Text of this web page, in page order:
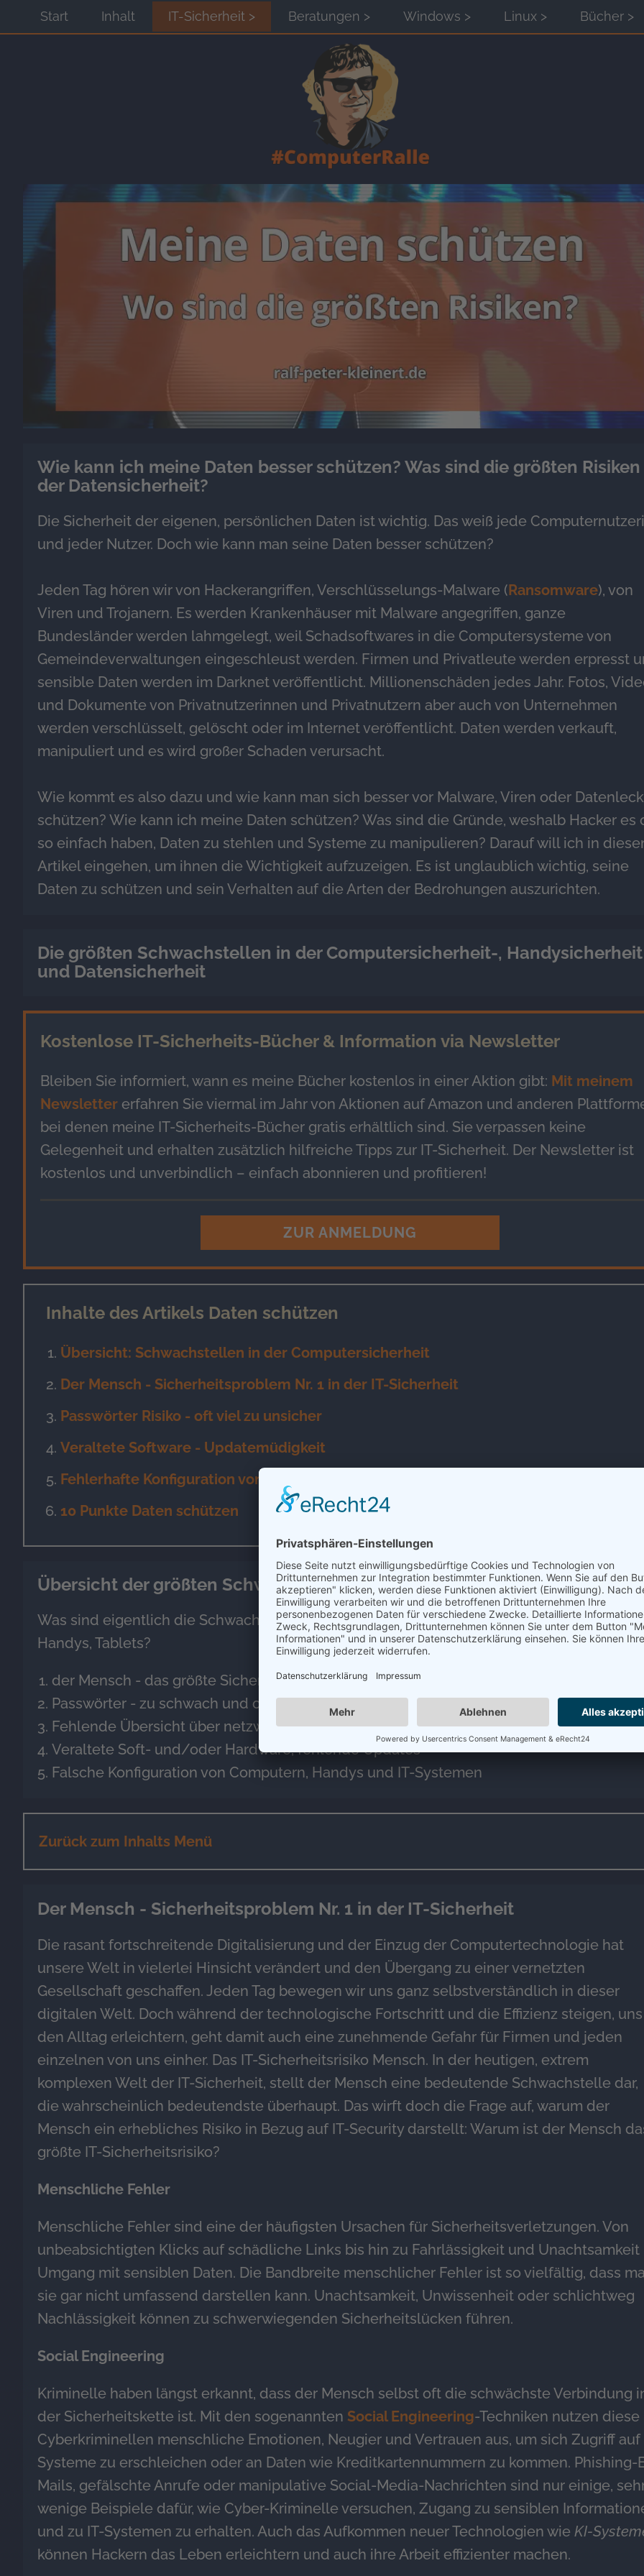
Start Inhalt IT-Sicherheit > Beratungen > Windows > Linux > Bücher >
Wie kann ich meine Daten besser schützen? Was sind die größten
der Datensicherheit?
Die Sicherheit der eigenen, persönlichen Daten ist wichtig. Das weiß jede
und jeder Nutzer. Doch wie kann man seine Daten besser schützen?
Jeden Tag hören wir von Hackerangriffen, Verschlüsselungs-Malware (Ransomware), von
Viren und Trojanern. Es werden Krankenhäuser mit Malware angegriffen, ganze
Bundesländer werden lahmgelegt, weil Schadsoftwares in die Computersysteme von
Gemeindeverwaltungen eingeschleust werden. Firmen und Privatleute werden erpresst
sensible Daten werden im Darknet veröffentlicht. Millionenschäden jedes Jahr. Fotos,
und Dokumente von Privatnutzerinnen und Privatnutzern aber auch von Unternehmen
werden verschlüsselt, gelöscht oder im Internet veröffentlicht. Daten werden verkauft,
manipuliert und es wird großer Schaden verursacht.
Wie kommt es also dazu und wie kann man sich besser vor Malware, Viren oder
schützen? Wie kann ich meine Daten schützen? Was sind die Gründe, weshalb Hacker es
so einfach haben, Daten zu stehlen und Systeme zu manipulieren? Darauf will ich in
Artikel eingehen, um ihnen die Wichtigkeit aufzuzeigen. Es ist unglaublich wichtig, seine
Daten zu schützen und sein Verhalten auf die Arten der Bedrohungen auszurichten.
Die größten Schwachstellen in der Computersicherheit-, Handysicherheit
und Datensicherheit
Kostenlose IT-Sicherheits-Bücher & Information via Newsletter
Bleiben Sie informiert, wann es meine Bücher kostenlos in einer Aktion gibt: Mit meinem
Newsletter erfahren Sie viermal im Jahr von Aktionen auf Amazon und anderen
bei denen meine IT-Sicherheits-Bücher gratis erhältlich sind. Sie verpassen keine
Gelegenheit und erhalten zusätzlich hilfreiche Tipps zur IT-Sicherheit. Der Newsletter ist
kostenlos und unverbindlich – einfach abonnieren und profitieren!
ZUR ANMELDUNG
Inhalte des Artikels Daten schützen
Übersicht: Schwachstellen in der Computersicherheit
Der Mensch - Sicherheitsproblem Nr. 1 in der IT-Sicherheit
Passwörter Risiko - oft viel zu unsicher
Veraltete Software - Updatemüdigkeit
Fehlerhafte Konfiguration von Computern, Handys
10 Punkte Daten schützen
Übersicht der größten Schwachstellen in der Sicherheit der IT
Was sind eigentlich die Schwachstellen in der Sicherheit von IT-Systemen, Computern,
Handys, Tablets?
der Mensch - das größte Sicherheitsrisiko
Passwörter - zu schwach und oft dasselbe für verschiedene Logins
Fehlende Übersicht über netzwerkfähige Geräte
Veraltete Soft- und/oder Hardware, fehlende Updates
Falsche Konfiguration von Computern, Handys und IT-Systemen
Zurück zum Inhalts Menü
Der Mensch - Sicherheitsproblem Nr. 1 in der IT-Sicherheit
Die rasant fortschreitende Digitalisierung und der Einzug der Computertechnologie hat
unsere Welt in vielerlei Hinsicht verändert und den Übergang zu einer vernetzten
Gesellschaft geschaffen. Jeden Tag bewegen wir uns ganz selbstverständlich in dieser
digitalen Welt. Doch während der technologische Fortschritt und die Effizienz steigen, uns
den Alltag erleichtern, geht damit auch eine zunehmende Gefahr für Firmen und jeden
einzelnen von uns einher. Das IT-Sicherheitsrisiko Mensch. In der heutigen, extrem
komplexen Welt der IT-Sicherheit, stellt der Mensch eine bedeutende Schwachstelle dar,
die wahrscheinlich bedeutendste überhaupt. Das wirft doch die Frage auf, warum der
Mensch ein erhebliches Risiko in Bezug auf IT-Security darstellt: Warum ist der Mensch
größte IT-Sicherheitsrisiko?
Menschliche Fehler
Menschliche Fehler sind eine der häufigsten Ursachen für Sicherheitsverletzungen. Von
unbeabsichtigten Klicks auf schädliche Links bis hin zu Fahrlässigkeit und Unachtsamkeit
Umgang mit sensiblen Daten. Die Bandbreite menschlicher Fehler ist so vielfältig, dass
sie gar nicht umfassend darstellen kann. Unachtsamkeit, Unwissenheit oder schlichtweg
Nachlässigkeit können zu schwerwiegenden Sicherheitslücken führen.
Social Engineering
Kriminelle haben längst erkannt, dass der Mensch selbst oft die schwächste Verbindung
der Sicherheitskette ist. Mit den sogenannten Social Engineering-Techniken nutzen diese
Cyberkriminellen menschliche Emotionen, Neugier und Vertrauen aus, um sich Zugriff auf
Systeme zu erschleichen oder an Daten wie Kreditkartennummern zu kommen. Phishing-
Mails, gefälschte Anrufe oder manipulative Social-Media-Nachrichten sind nur einige,
wenige Beispiele dafür, wie Cyber-Kriminelle versuchen, Zugang zu sensiblen
und zu IT-Systemen zu erhalten. Auch das Aufkommen neuer Technologien wie KI-
können Hackern das Leben erleichtern und auch ihre Arbeit effizienter machen.